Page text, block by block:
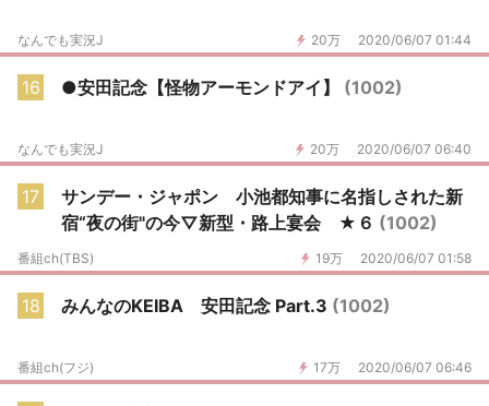
20万 2020/06/07 01:44
なんでも実況J
16 ●安田記念【怪物アーモンドアイ】 (1002)
20万 2020/06/07 06:40
なんでも実況J
17
サンデー・ジャポン 小池都知事に名指しされた新
宿“夜の街"の今▽新型・路上宴会 ★６ (1002)
19万 2020/06/07 01:58
番組ch(TBS)
18 みんなのKEIBA 安田記念 Part.3 (1002)
17万 2020/06/07 06:46
番組ch(フジ)